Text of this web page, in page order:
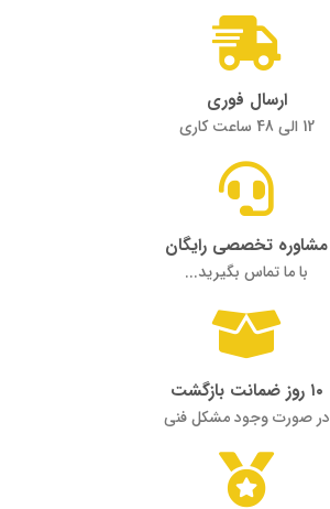
ارسال فوری
12 الی 48 ساعت کاری
مشاوره تخصصی رایگان
با ما تماس بگیرید...
۱۰ روز ضمانت بازگشت
در صورت وجود مشکل فنی